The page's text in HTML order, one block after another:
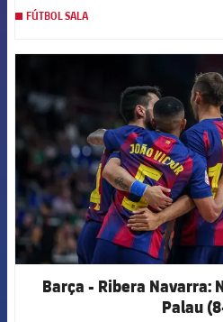
FÚTBOL SALA
Barça - Ribera Navarra:
Palau